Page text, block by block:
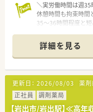
ている企業のため女
など男女ともに働き
■女性のワーク・ライ
生労働省認定の「え
得。
■法律上、育児休業
大子どもが3歳にな
■時短勤務制度もあ
能です。
■その他、復職フォ
度、社割制度など手
■ナショナル社員＝
＼実労働時間は週35
休憩時間も拘束時間
35〜36時間程度と
また60代の方でも
＊
【店舗情報と応需状
■JR和歌山線の岩出
店舗を展開する地域
局です。
■門前にあるやよい
詳細を見る
更新日： 2026/08/03 薬剤
正社員
調剤薬局
【岩出市/岩出駅】≪高